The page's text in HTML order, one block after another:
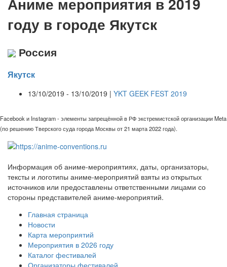
году в городе Якутск
Россия
Якутск
13/10/2019 - 13/10/2019 | YKT GEEK FEST 2019
Facebook и Instagram - элементы запрещённой в РФ экстремистской организации Meta
(по решению Тверского суда города Москвы от 21 марта 2022 года).
Информация об аниме-мероприятиях, даты, организаторы,
тексты и логотипы аниме-мероприятий взяты из открытых
источников или предоставлены ответственными лицами со
стороны представителей аниме-мероприятий.
Главная страница
Новости
Карта мероприятий
Мероприятия в 2026 году
Каталог фестивалей